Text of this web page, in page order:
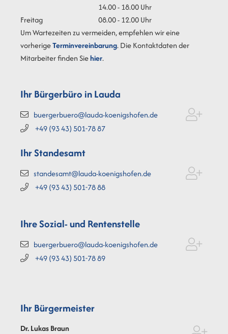
14.00 - 18.00 Uhr
Freitag
08.00 - 12.00 Uhr
Um Wartezeiten zu vermeiden, empfehlen wir eine
vorherigeTerminvereinbarung. Die Kontaktdaten der
Mitarbeiter finden Siehier.
Ihr Bürgerbüro in Lauda
buergerbuero@lauda-koenigshofen.de
+49 (9343) 501-7887
Ihr Standesamt
standesamt@lauda-koenigshofen.de
+49 (9343) 501-7888
Ihre Sozial- und Rentenstelle
buergerbuero@lauda-koenigshofen.de
+49 (9343) 501-7889
Ihr Bürgermeister
Dr. LukasBraun